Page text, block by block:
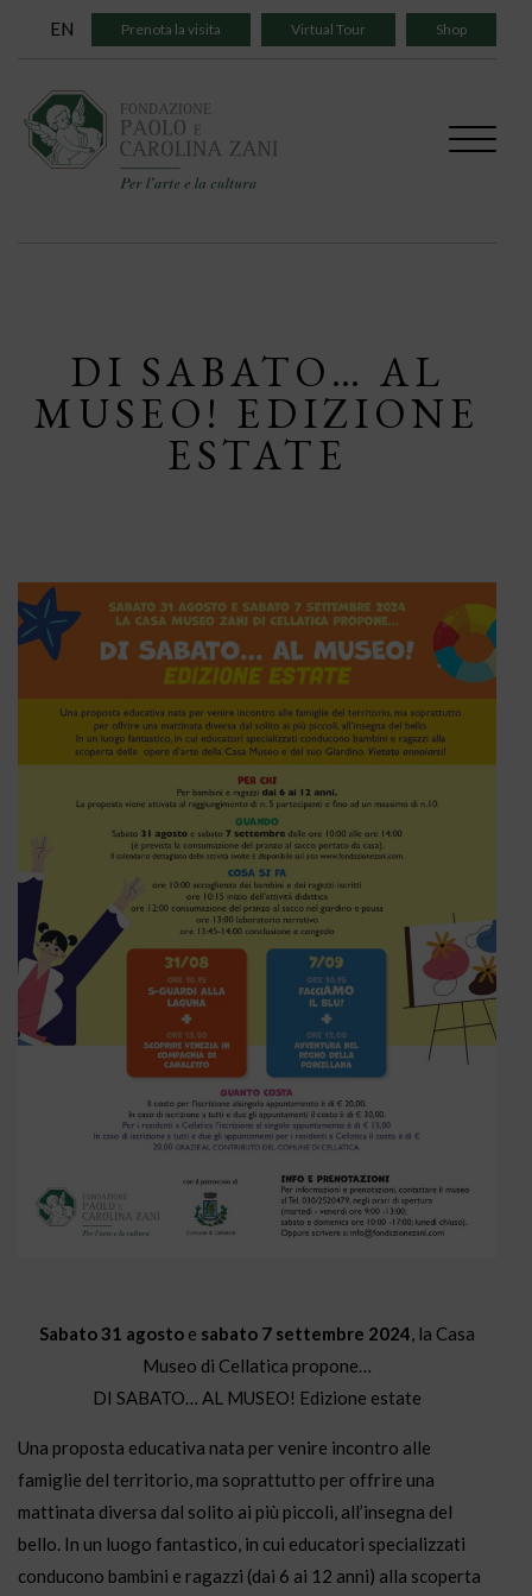
EN Prenota la visita Virtual Tour Shop
DI SABATO… AL
MUSEO! EDIZIONE
ESTATE
Sabato 31 agosto e sabato 7 settembre 2024, la Casa
Museo di Cellatica propone…
DI SABATO… AL MUSEO! Edizione estate
Una proposta educativa nata per venire incontro alle
famiglie del territorio, ma soprattutto per offrire una
mattinata diversa dal solito ai più piccoli, all’insegna del
bello. In un luogo fantastico, in cui educatori specializzati
conducono bambini e ragazzi (dai 6 ai 12 anni) alla scoperta